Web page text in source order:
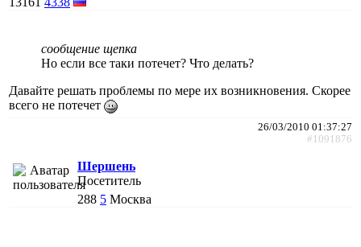
сообщение щепка
Но если все таки потечет? Что делать?
Давайте решать проблемы по мере их возникновения. Скорее
всего не потечет
26/03/2010 01:37:27
#1091876
Шершень
Посетитель
288 5 Москва